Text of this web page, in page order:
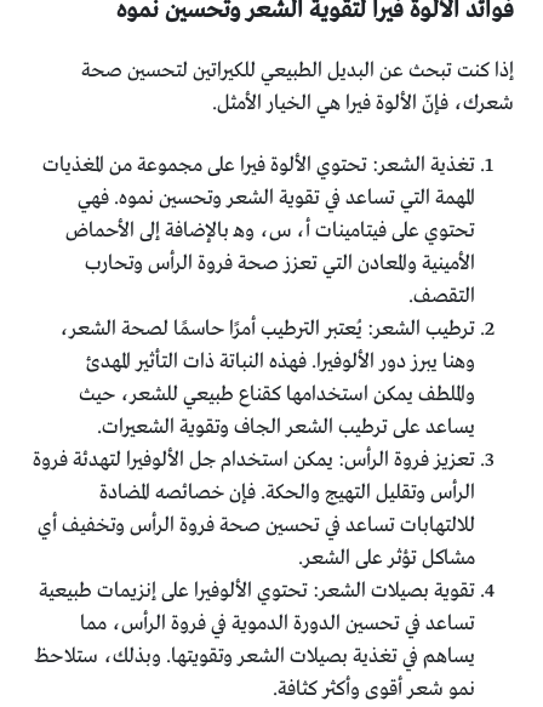
فوائد الألوة فيرا لتقوية الشعر وتحسين نموه
إذا كنت تبحث عن البديل الطبيعي للكيراتين لتحسين صحة
شعرك، فإنّ الألوة فيرا هي الخيار الأمثل.
تغذية الشعر: تحتوي الألوة فيرا على مجموعة من المغذيات
المهمة التي تساعد في تقوية الشعر وتحسين نموه. فهي
تحتوي على فيتامينات أ، س، وهـ بالإضافة إلى الأحماض
الأمينية والمعادن التي تعزز صحة فروة الرأس وتحارب
التقصف.
ترطيب الشعر: يُعتبر الترطيب أمرًا حاسمًا لصحة الشعر،
وهنا يبرز دور الألوفيرا. فهذه النباتة ذات التأثير المهدئ
والملطف يمكن استخدامها كقناع طبيعي للشعر، حيث
يساعد على ترطيب الشعر الجاف وتقوية الشعيرات.
تعزيز فروة الرأس: يمكن استخدام جل الألوفيرا لتهدئة فروة
الرأس وتقليل التهيج والحكة. فإن خصائصه المضادة
للالتهابات تساعد في تحسين صحة فروة الرأس وتخفيف أي
مشاكل تؤثر على الشعر.
تقوية بصيلات الشعر: تحتوي الألوفيرا على إنزيمات طبيعية
تساعد في تحسين الدورة الدموية في فروة الرأس، مما
يساهم في تغذية بصيلات الشعر وتقويتها. وبذلك، ستلاحظ
نمو شعر أقوى وأكثر كثافة.